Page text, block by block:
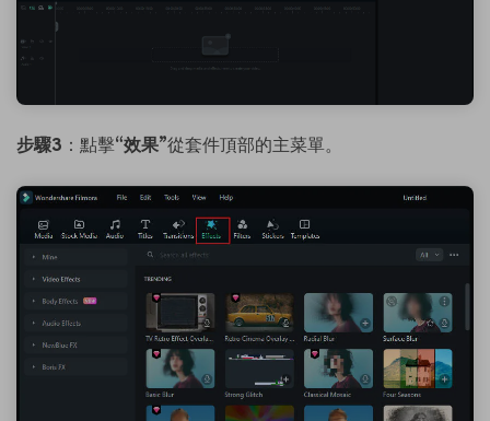
步驟3 ：點擊“效果”從套件頂部的主菜單。